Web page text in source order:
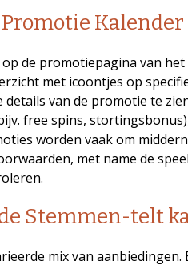
de promotiepagina van het
met icoontjes op
van de promotie te
free spins,
worden vaak om
met name de
Stemmen-telt
mix van aanbiedingen.